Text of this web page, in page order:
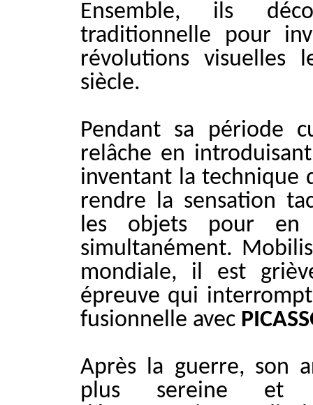
Ensemble, ils
traditionnelle pour
révolutions visuelles
siècle.
Pendant sa période
relâche en
inventant la technique
rendre la sensation
les objets pour en
simultanément.
mondiale, il est
épreuve qui
fusionnelle avec
Après la guerre, son
plus sereine et